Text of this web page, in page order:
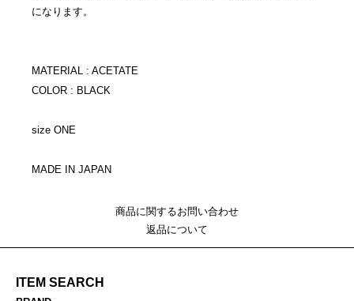
になります。
MATERIAL : ACETATE
COLOR : BLACK
size ONE
MADE IN JAPAN
商品に関するお問い合わせ
返品について
ITEM SEARCH